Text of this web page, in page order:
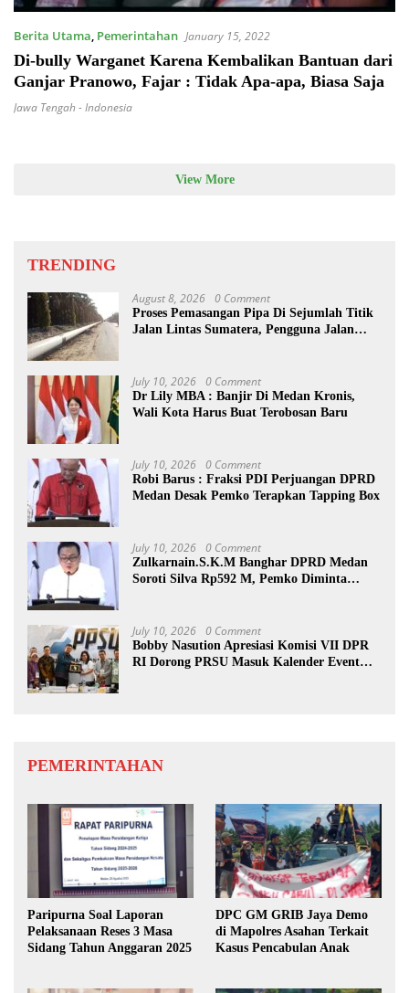
Berita Utama, Pemerintahan January 15, 2022
Di-bully Warganet Karena Kembalikan Bantuan dari
Ganjar Pranowo, Fajar : Tidak Apa-apa, Biasa Saja
Jawa Tengah - Indonesia
View More
TRENDING
August 8, 2026 0 Comment
Proses Pemasangan Pipa Di Sejumlah Titik
Jalan Lintas Sumatera, Pengguna Jalan
July 10, 2026 0 Comment
Dr Lily MBA : Banjir Di Medan Kronis,
Wali Kota Harus Buat Terobosan Baru
July 10, 2026 0 Comment
Robi Barus : Fraksi PDI Perjuangan DPRD
Medan Desak Pemko Terapkan Tapping Box
July 10, 2026 0 Comment
Zulkarnain.S.K.M Banghar DPRD Medan
Soroti Silva Rp592 M, Pemko Diminta
July 10, 2026 0 Comment
Bobby Nasution Apresiasi Komisi VII DPR
RI Dorong PRSU Masuk Kalender Event
PEMERINTAHAN
Paripurna Soal Laporan
Pelaksanaan Reses 3 Masa
Sidang Tahun Anggaran 2025
DPC GM GRIB Jaya Demo
di Mapolres Asahan Terkait
Kasus Pencabulan Anak